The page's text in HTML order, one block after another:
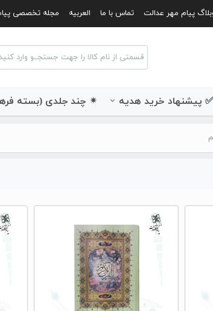
پیام مهر عدالت تماس با ما العربیه مجله تخصصی
✅ پیشنهاد خرید هدیه ✴ چند جلدی (بسته